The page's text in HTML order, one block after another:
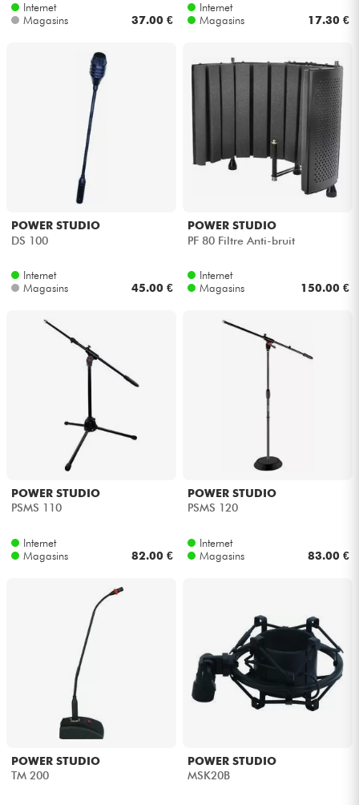
Internet
Magasins
37.00 €
Internet
Magasins
17.30 €
POWER STUDIO
DS 100
Internet
Magasins
45.00 €
POWER STUDIO
PF 80 Filtre Anti-bruit
Internet
Magasins
150.00 €
POWER STUDIO
PSMS 110
Internet
Magasins
82.00 €
POWER STUDIO
PSMS 120
Internet
Magasins
83.00 €
POWER STUDIO
TM 200
POWER STUDIO
MSK20B